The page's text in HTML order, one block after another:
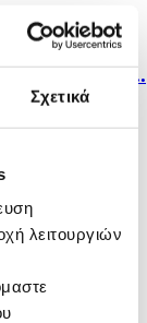
Σχετικά
λειτουργιών
επιβάτες την...